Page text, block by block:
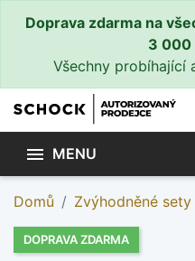
Doprava zdarma na
3 000
Všechny probíhající
 MENU
Domů Zvýhodněné sety
DOPRAVA ZDARMA